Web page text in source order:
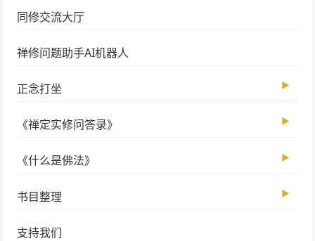
同修交流大厅
禅修问题助手AI机器人
正念打坐 ▶
《禅定实修问答录》 ▶
《什么是佛法》 ▶
书目整理 ▶
支持我们